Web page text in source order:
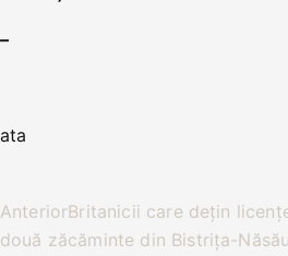
–
ata
AnteriorBritanicii care dețin
două zăcăminte din Bistrița-